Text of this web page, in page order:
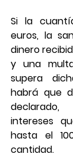
Si la
euros, la
dinero
y una
supera
habrá que
intereses
hasta el
cantidad.